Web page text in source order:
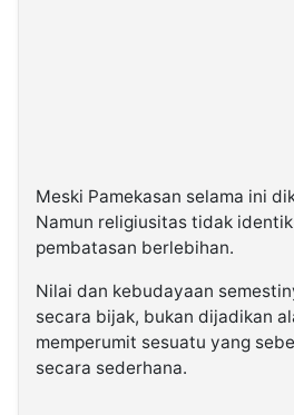
Meski Pamekasan selama ini
Namun religiusitas tidak
pembatasan berlebihan.
Nilai dan kebudayaan
secara bijak, bukan dijadikan
memperumit sesuatu yang
secara sederhana.